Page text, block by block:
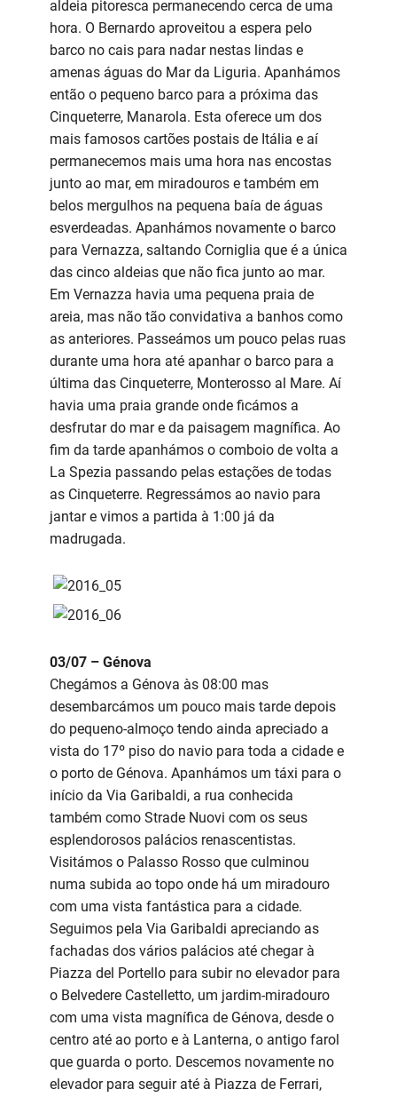
aldeia pitoresca permanecendo cerca de uma
hora. O Bernardo aproveitou a espera pelo
barco no cais para nadar nestas lindas e
amenas águas do Mar da Liguria. Apanhámos
então o pequeno barco para a próxima das
Cinqueterre, Manarola. Esta oferece um dos
mais famosos cartões postais de Itália e aí
permanecemos mais uma hora nas encostas
junto ao mar, em miradouros e também em
belos mergulhos na pequena baía de águas
esverdeadas. Apanhámos novamente o barco
para Vernazza, saltando Corniglia que é a única
das cinco aldeias que não fica junto ao mar.
Em Vernazza havia uma pequena praia de
areia, mas não tão convidativa a banhos como
as anteriores. Passeámos um pouco pelas ruas
durante uma hora até apanhar o barco para a
última das Cinqueterre, Monterosso al Mare. Aí
havia uma praia grande onde ficámos a
desfrutar do mar e da paisagem magnífica. Ao
fim da tarde apanhámos o comboio de volta a
La Spezia passando pelas estações de todas
as Cinqueterre. Regressámos ao navio para
jantar e vimos a partida à 1:00 já da
madrugada.
03/07 – Génova
Chegámos a Génova às 08:00 mas
desembarcámos um pouco mais tarde depois
do pequeno-almoço tendo ainda apreciado a
vista do 17º piso do navio para toda a cidade e
o porto de Génova. Apanhámos um táxi para o
início da Via Garibaldi, a rua conhecida
também como Strade Nuovi com os seus
esplendorosos palácios renascentistas.
Visitámos o Palasso Rosso que culminou
numa subida ao topo onde há um miradouro
com uma vista fantástica para a cidade.
Seguimos pela Via Garibaldi apreciando as
fachadas dos vários palácios até chegar à
Piazza del Portello para subir no elevador para
o Belvedere Castelletto, um jardim-miradouro
com uma vista magnífica de Génova, desde o
centro até ao porto e à Lanterna, o antigo farol
que guarda o porto. Descemos novamente no
elevador para seguir até à Piazza de Ferrari,